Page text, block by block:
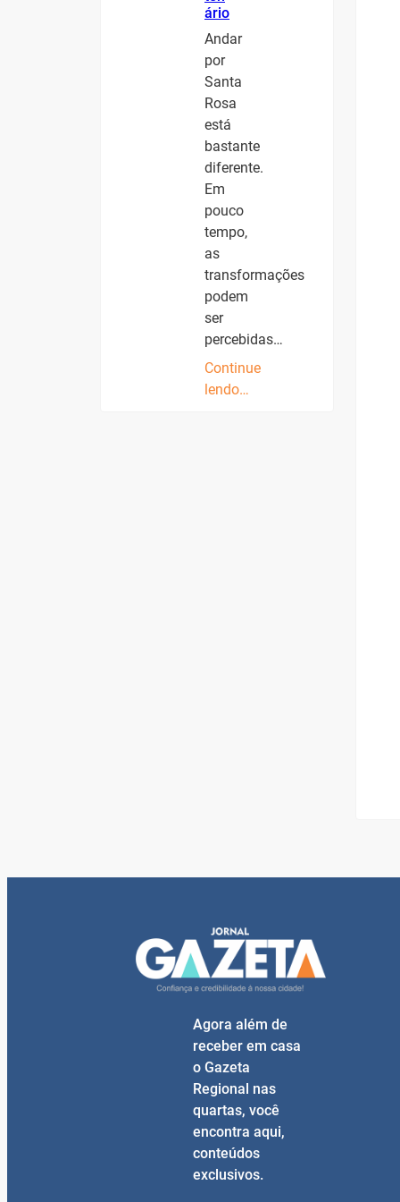
ário
Andar
por
Santa
Rosa
está
bastante
diferente.
Em
pouco
tempo,
as
transformações
podem
ser
percebidas…
Continue
lendo…
Agora além de
receber em casa
o Gazeta
Regional nas
quartas, você
encontra aqui,
conteúdos
exclusivos.